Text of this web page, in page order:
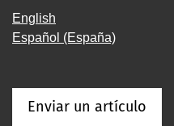
English
Español (España)
Enviar un artículo